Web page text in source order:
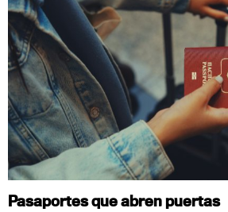
Pasaportes que abren puertas